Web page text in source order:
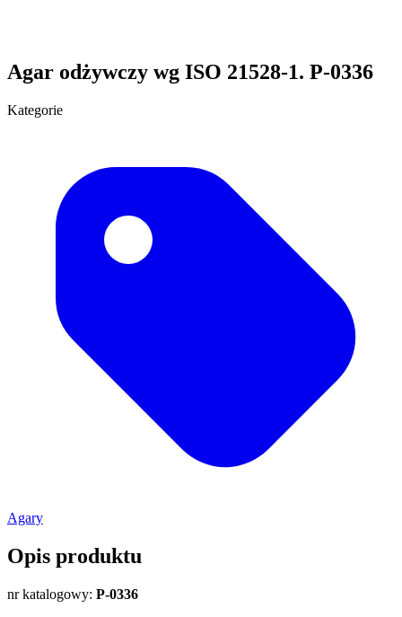
Agar odżywczy wg ISO 21528-1. P-0336
Kategorie
Agary
Opis produktu
nr katalogowy: P-0336